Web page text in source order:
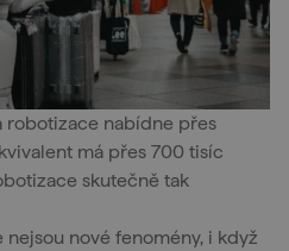
robotizace nabídne přes
má přes 700 tisíc
skutečně tak
nové fenomény, i když